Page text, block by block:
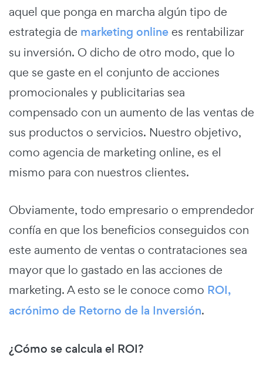
aquel que ponga en marcha algún tipo de
estrategia de marketing online es rentabilizar
su inversión. O dicho de otro modo, que lo
que se gaste en el conjunto de acciones
promocionales y publicitarias sea
compensado con un aumento de las ventas de
sus productos o servicios. Nuestro objetivo,
como agencia de marketing online, es el
mismo para con nuestros clientes.
Obviamente, todo empresario o emprendedor
confía en que los beneficios conseguidos con
este aumento de ventas o contrataciones sea
mayor que lo gastado en las acciones de
marketing. A esto se le conoce como ROI,
acrónimo de Retorno de la Inversión.
¿Cómo se calcula el ROI?